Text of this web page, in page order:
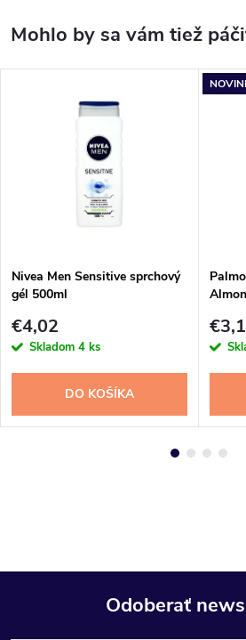
Nivea Men Sensitive sprchový
gél 500ml
€4,02
Skladom 4 ks
DO KOŠÍKA
Odoberať